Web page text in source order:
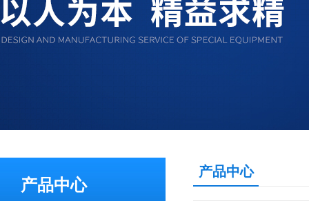
产品中心
产品中心